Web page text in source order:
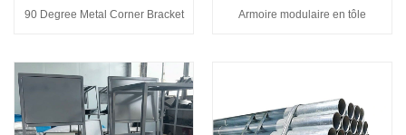
90 Degree Metal Corner Bracket Armoire modulaire en tôle